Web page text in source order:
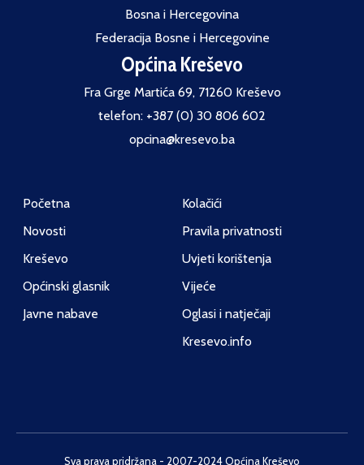
Bosna i Hercegovina
Federacija Bosne i Hercegovine
Općina Kreševo
Fra Grge Martića 69, 71260 Kreševo
telefon: +387 (0) 30 806 602
opcina@kresevo.ba
Početna
Novosti
Kreševo
Općinski glasnik
Javne nabave
Kolačići
Pravila privatnosti
Uvjeti korištenja
Vijeće
Oglasi i natječaji
Kresevo.info
Sva prava pridržana - 2007-2024 Općina Kreševo